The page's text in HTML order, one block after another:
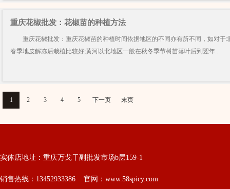
重庆花椒批发：花椒苗的种植方法
重庆花椒批发：重庆花椒苗的种植时间依据地区的不同亦有所不同，如对于
春季地皮解冻后栽植比较好;黄河以北地区一般在秋冬季节树苗落叶后到翌年...
1 2 3 4 5 下一页 末页
实体店地址：重庆万戈干副批发市场b层159-1
销售热线：13452933386 官网：www.58spicy.com